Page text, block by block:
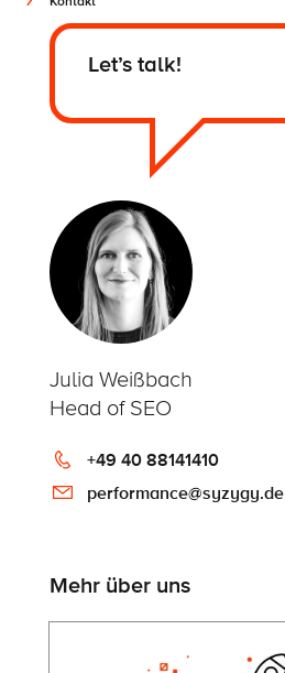
Let’s talk!
Julia Weißbach
Head of SEO
+49 40 88141410
performance@syzygy.de
Mehr über uns